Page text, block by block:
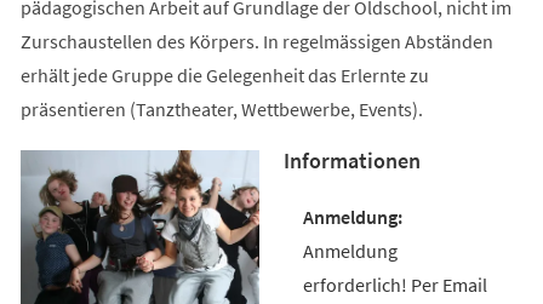
pädagogischen Arbeit auf Grundlage der Oldschool, nicht im
Zurschaustellen des Körpers. In regelmässigen Abständen
erhält jede Gruppe die Gelegenheit das Erlernte zu
präsentieren (Tanztheater, Wettbewerbe, Events).
Informationen
Anmeldung
erforderlich! Per Email